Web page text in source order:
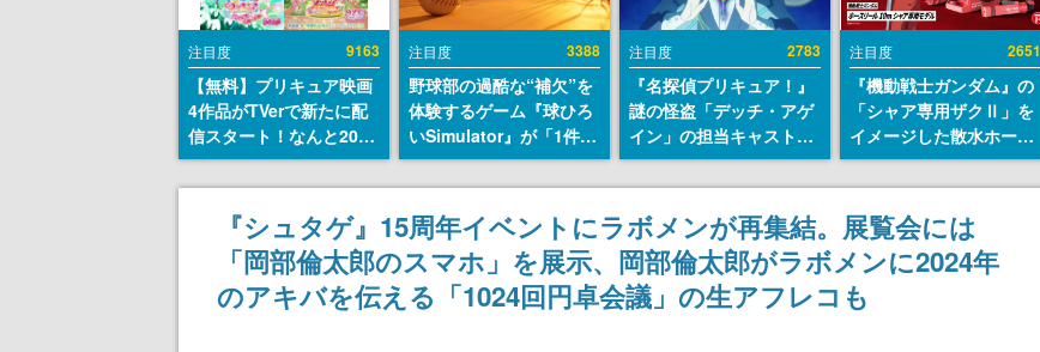
注目度 9163
【無料】プリキュア映画
4作品がTVerで新たに配
信スタート！なんと2018
年～2024年の映画ほぼす
べてが見放題に、ぶっち
ゃけありえないラインナ
注目度 3388
野球部の過酷な“補欠”を
体験するゲーム『球ひろ
いSimulator』が「1件」
のウィッシュリストをも
とにチェコ語に対応し
SNSで話題に。『キング
ダム・カム』開発元やチ
ェコのプロ野球選手から
称賛の声
注目度 2783
『名探偵プリキュア！』
謎の怪盗「デッチ・アゲ
イン」の担当キャストは
天﨑滉平さんと判明。
『Re:ゼロから始める異
世界生活』オットー役、
『ヒプノシスマイク』山
田三郎役など
注目度 2651
『機動戦士ガンダム』の
「シャア専用ザクⅡ」を
イメージした散水ホース
リールが予約開始。本体
にはシャアのパーソナル
マークやジオン公国軍の
エンブレム、型式番号な
どを配置
『シュタゲ』15周年イベントにラボメンが再集結。展覧会には
「岡部倫太郎のスマホ」を展示、岡部倫太郎がラボメンに2024年
のアキバを伝える「1024回円卓会議」の生アフレコも